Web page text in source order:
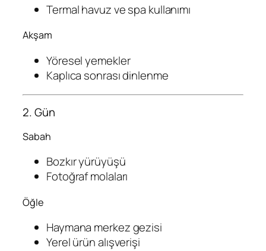
Termal havuz ve spa kullanımı
Akşam
Yöresel yemekler
Kaplıca sonrası dinlenme
2. Gün
Sabah
Bozkır yürüyüşü
Fotoğraf molaları
Öğle
Haymana merkez gezisi
Yerel ürün alışverişi